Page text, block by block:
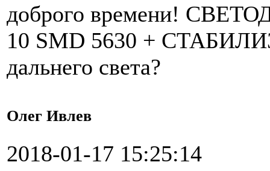
доброго времени!
10 SMD 5630 +
дальнего света?
Олег Ивлев
2018-01-17 15:25:14